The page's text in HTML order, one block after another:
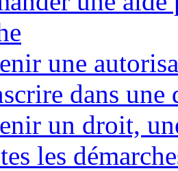
une
dans une
un droit,
les